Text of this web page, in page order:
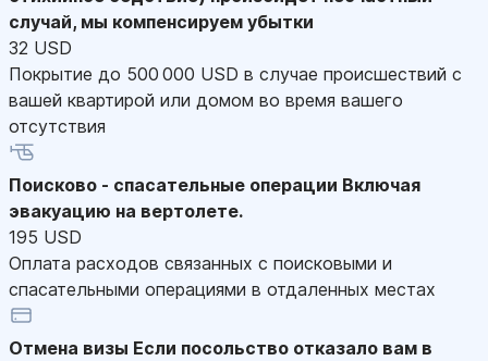
случай, мы компенсируем убытки
32 USD
Покрытие до 500 000 USD в случае происшествий с
вашей квартирой или домом во время вашего
отсутствия
Поисково - спасательные операции Включая
эвакуацию на вертолете.
195 USD
Оплата расходов связанных с поисковыми и
спасательными операциями в отдаленных местах
Отмена визы Если посольство отказало вам в